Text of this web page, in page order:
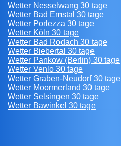
Wetter Nesselwang 30 tage
Wetter Bad Emstal 30 tage
Wetter Porlezza 30 tage
Wetter Köln 30 tage
Wetter Bad Rodach 30 tage
Wetter Biebertal 30 tage
Wetter Pankow (Berlin) 30 tage
Wetter Venlo 30 tage
Wetter Graben-Neudorf 30 tage
Wetter Moormerland 30 tage
Wetter Selsingen 30 tage
Wetter Bawinkel 30 tage